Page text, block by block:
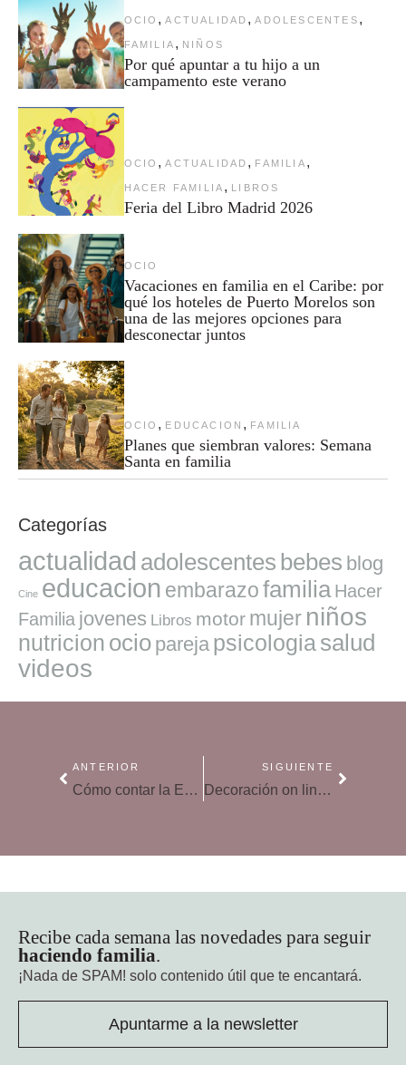
OCIO , ACTUALIDAD , ADOLESCENTES ,
FAMILIA , NIÑOS
Por qué apuntar a tu hijo a un
campamento este verano
OCIO , ACTUALIDAD , FAMILIA ,
HACER FAMILIA , LIBROS
Feria del Libro Madrid 2026
OCIO
Vacaciones en familia en el Caribe: por
qué los hoteles de Puerto Morelos son
una de las mejores opciones para
desconectar juntos
OCIO , EDUCACION , FAMILIA
Planes que siembran valores: Semana
Santa en familia
Categorías
actualidad adolescentes bebes blog
Cine educacion embarazofamilia Hacer
Familia jovenes Libros motor mujer niños
nutricion ocio pareja psicologiasalud
videos
ANTERIOR
Cómo contar la Eurocopa 2016 a los niños
SIGUIENTE
Decoración on line: ideas cómodas para crear hogar
Recibe cada semana las novedades para seguir
haciendo familia.
¡Nada de SPAM! solo contenido útil que te encantará.
Apuntarme a la newsletter